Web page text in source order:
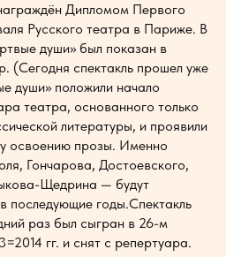
Дипломом Первого
Русского театра в Париже. В
души» был показан в
(Сегодня спектакль прошел уже
души» положили начало
театра, основанного только
литературы, и проявили
освоению прозы. Именно
Гончарова, Достоевского,
Щедрина — будут
последующие годы.Спектакль
раз был сыгран в 26-м
гг. и снят с репертуара.